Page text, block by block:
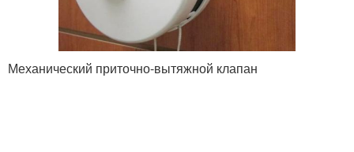
Механический приточно-вытяжной клапан